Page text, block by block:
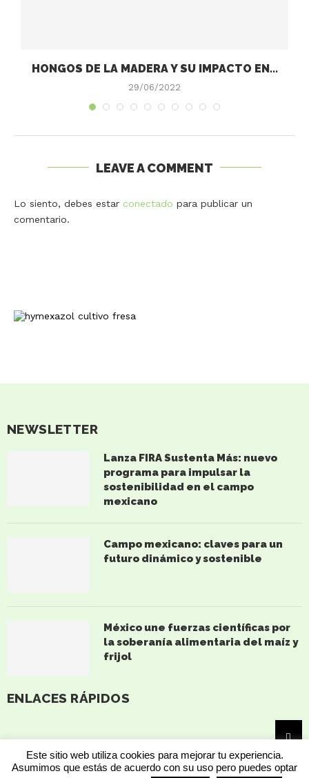
HONGOS DE LA MADERA Y SU IMPACTO EN...
29/06/2022
LEAVE A COMMENT
Lo siento, debes estar conectado para publicar un
comentario.
ENLACES RÁPIDOS
NEWSLETTER
Lanza FIRA Sustenta Más: nuevo
programa para impulsar la
sostenibilidad en el campo
mexicano
Campo mexicano: claves para un
futuro dinámico y sostenible
México une fuerzas científicas por
la soberanía alimentaria del maíz y
frijol
Este sitio web utiliza cookies para mejorar tu experiencia.
Asumimos que estás de acuerdo con su uso pero puedes optar